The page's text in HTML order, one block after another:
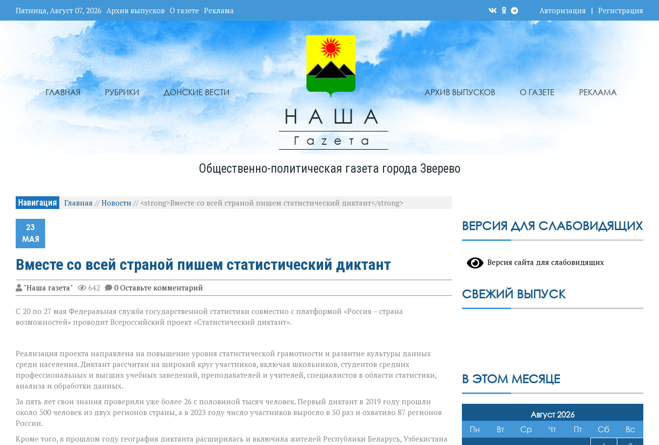
Пятница, Август 07, 2026 Архив выпусков О газете Реклама Авторизация | Регистрация
ГЛАВНАЯ РУБРИКИ ДОНСКИЕ ВЕСТИ
НАША
Гаzета
АРХИВ ВЫПУСКОВ О ГАЗЕТЕ РЕКЛАМА
Общественно-политическая газета города Зверево
Навигация Главная //Новости // <strong>Вместе со всей страной пишем статистический диктант</strong>
23
МАЯ
Вместе со всей страной пишем статистический диктант
"Наша газета" 642 0 Оставьте комментарий
С 20 по 27 мая Федеральная служба государственной статистики совместно с платформой «Россия – страна
возможностей» проводит Всероссийский проект «Статистический диктант».
Реализация проекта направлена на повышение уровня статистической грамотности и развитие культуры данных
среди населения. Диктант рассчитан на широкий круг участников, включая школьников, студентов средних
профессиональных и высших учебных заведений, преподавателей и учителей, специалистов в области статистики,
анализа и обработки данных.
За пять лет свои знания проверили уже более 26 с половиной тысяч человек. Первый диктант в 2019 году прошли
около 500 человек из двух регионов страны, а в 2023 году число участников выросло в 30 раз и охватило 87 регионов
России.
Кроме того, в прошлом году география диктанта расширилась и включила жителей Республики Беларусь, Узбекистана
ВЕРСИЯ ДЛЯ СЛАБОВИДЯЩИХ
Версия сайта для слабовидящих
СВЕЖИЙ ВЫПУСК
В ЭТОМ МЕСЯЦЕ
Август 2026
Пн
Вт Ср Чт Пт Сб Вс